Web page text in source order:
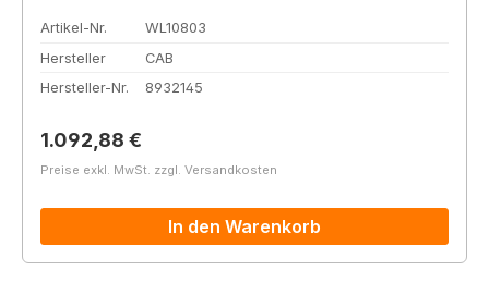
Artikel-Nr.
WL10803
Hersteller
CAB
Hersteller-Nr.
8932145
Regulärer Preis:
1.092,88 €
Preise exkl. MwSt. zzgl. Versandkosten
In den Warenkorb